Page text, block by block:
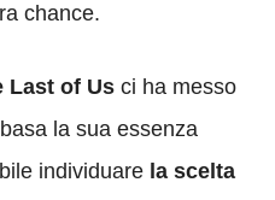
chance.
Last of Us ci ha messo
la sua essenza
individuare la scelta